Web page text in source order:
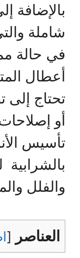
بالإضافة
شاملة
في حالة
أعطال
تحتاج إلى
أو
تأسيس
بالشرابية
والفلل
العناصر [